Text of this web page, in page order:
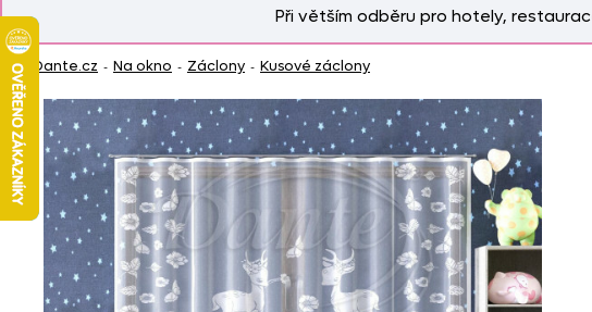
Při větším odběru pro hotely,
Dante.cz - Na okno - Záclony - Kusové záclony